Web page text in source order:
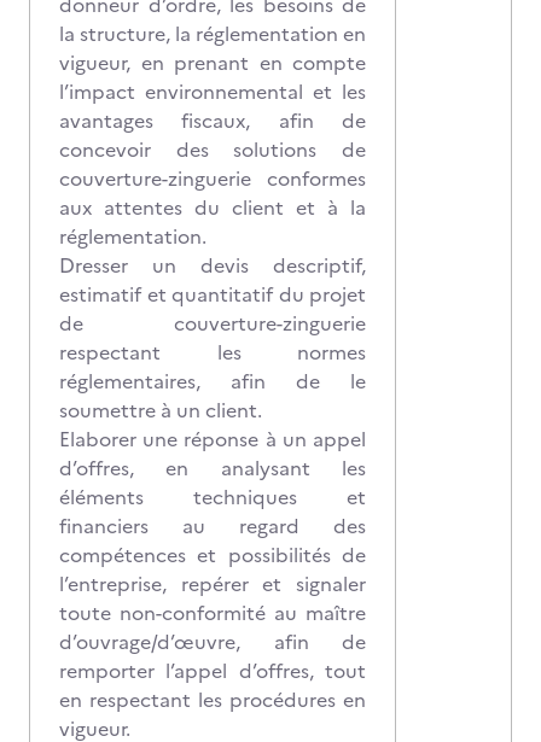
la structure, la réglementation en
vigueur, en prenant en compte
l’impact environnemental et les
avantages fiscaux, afin de
concevoir des solutions de
couverture-zinguerie conformes
aux attentes du client et à la
réglementation.
Dresser un devis descriptif,
estimatif et quantitatif du projet
de couverture-zinguerie
respectant les normes
réglementaires, afin de le
soumettre à un client.
Elaborer une réponse à un appel
d’offres, en analysant les
éléments techniques et
financiers au regard des
compétences et possibilités de
l’entreprise, repérer et signaler
toute non-conformité au maître
d’ouvrage/d’œuvre, afin de
remporter l’appel d’offres, tout
en respectant les procédures en
vigueur.